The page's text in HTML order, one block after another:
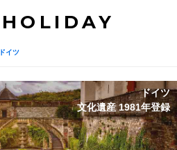
HOLIDAY
ドイツ
ドイツ
文化遺産 1981年登録